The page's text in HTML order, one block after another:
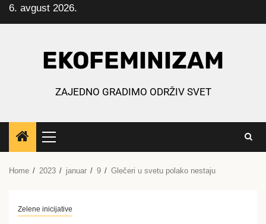
Skip
to
6. avgust 2026.
EKOFEMINIZAM
ZAJEDNO GRADIMO ODRŽIV SVET
Primary
Menu
Home 2023 januar 9 Glečeri u svetu polako nestaju
Zelene inicijative